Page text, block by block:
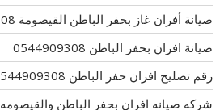
صيانة أفران غاز بحفر الباطن القيصومة 0544909308
صيانة افران بحفر الباطن 0544909308
رقم تصليح افران حفر الباطن 0544909308
شركه صيانه افران بحفر الباطن والقيصومه 0544909308